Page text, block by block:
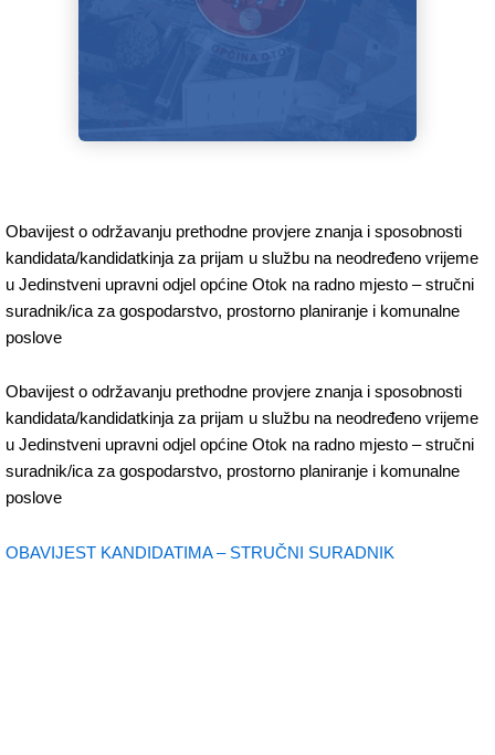
Obavijest o održavanju prethodne provjere znanja i sposobnosti
kandidata/kandidatkinja za prijam u službu na neodređeno vrijeme
u Jedinstveni upravni odjel općine Otok na radno mjesto – stručni
suradnik/ica za gospodarstvo, prostorno planiranje i komunalne
poslove
Obavijest o održavanju prethodne provjere znanja i sposobnosti
kandidata/kandidatkinja za prijam u službu na neodređeno vrijeme
u Jedinstveni upravni odjel općine Otok na radno mjesto – stručni
suradnik/ica za gospodarstvo, prostorno planiranje i komunalne
poslove
OBAVIJEST KANDIDATIMA – STRUČNI SURADNIK